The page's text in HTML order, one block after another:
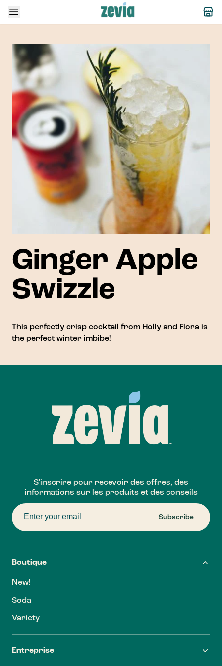
Ginger Apple
Swizzle
This perfectly crisp cocktail from Holly and Flora is
the perfect winter imbibe!
Boutique
New!
Soda
Variety
Entreprise
S'inscrire pour recevoir des offres, des
informations sur les produits et des conseils
Subscribe